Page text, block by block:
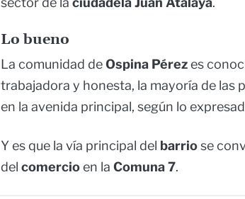
Lo bueno
La comunidad deOspina Pérezes
trabajadora y honesta, la mayoría de las
en la avenida principal, según lo
Y es que la vía principal del barriose
del comercioen la Comuna 7.